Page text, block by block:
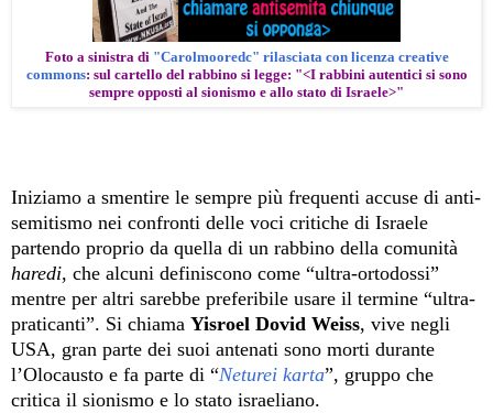
Foto a sinistra di "Carolmooredc" rilasciata con licenza creative
commons: sul cartello del rabbino si legge: "<I rabbini autentici si sono
sempre opposti al sionismo e allo stato di Israele>"
Iniziamo a smentire le sempre più frequenti accuse di anti-
semitismo nei confronti delle voci critiche di Israele
partendo proprio da quella di un rabbino della comunità
haredi, che alcuni definiscono come “ultra-ortodossi”
mentre per altri sarebbe preferibile usare il termine “ultra-
praticanti”. Si chiama Yisroel Dovid Weiss, vive negli
USA, gran parte dei suoi antenati sono morti durante
l’Olocausto e fa parte di “Neturei karta”, gruppo che
critica il sionismo e lo stato israeliano.